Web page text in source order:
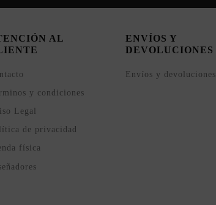
AL
y condiciones
Legal
de privacidad
física
ENVÍOS Y
DEVOLUCIONES
Envíos y devoluciones